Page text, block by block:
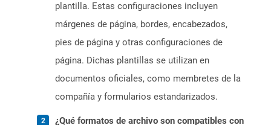
plantilla. Estas configuraciones incluyen
márgenes de página, bordes, encabezados,
pies de página y otras configuraciones de
página. Dichas plantillas se utilizan en
documentos oficiales, como membretes de la
compañía y formularios estandarizados.
¿Qué formatos de archivo son compatibles con